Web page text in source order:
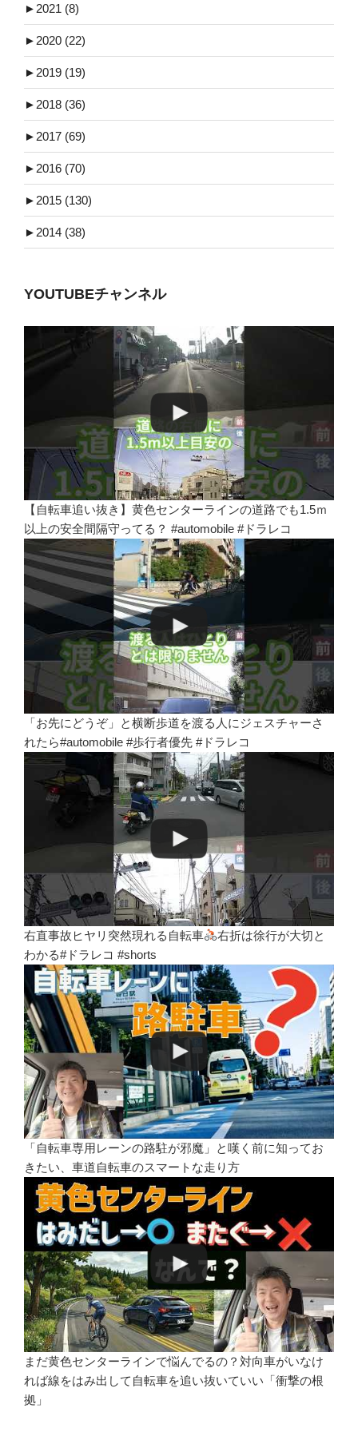
► 2021 (8)
► 2020 (22)
► 2019 (19)
► 2018 (36)
► 2017 (69)
► 2016 (70)
► 2015 (130)
► 2014 (38)
YOUTUBEチャンネル
【自転車追い抜き】黄色センターラインの道路でも1.5ｍ
以上の安全間隔守ってる？ #automobile #ドラレコ
「お先にどうぞ」と横断歩道を渡る人にジェスチャーさ
れたら#automobile #歩行者優先 #ドラレコ
右直事故ヒヤリ突然現れる自転車
右折は徐行が大切と
わかる#ドラレコ #shorts
「自転車専用レーンの路駐が邪魔」と嘆く前に知ってお
きたい、車道自転車のスマートな走り方
まだ黄色センターラインで悩んでるの？対向車がいなけ
れば線をはみ出して自転車を追い抜いていい「衝撃の根
拠」